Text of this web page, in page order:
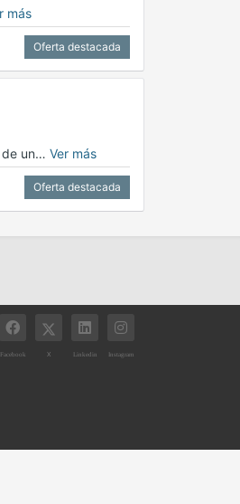
más
Oferta destacada
de un… Ver más
Oferta destacada
Facebook X Linkedin Instagram